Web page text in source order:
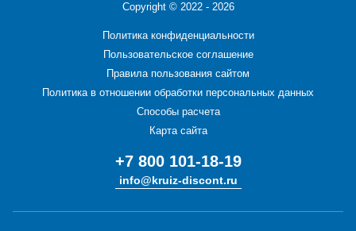
Copyright © 2022 - 2026
Политика конфиденциальности
Пользовательское соглашение
Правила пользования сайтом
Политика в отношении обработки персональных данных
Способы расчета
Карта сайта
+7 800 101-18-19
info@kruiz-discont.ru